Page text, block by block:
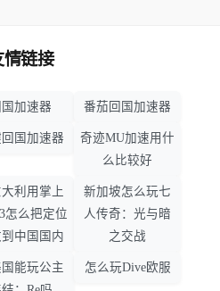
情链接
国加速器 番茄回国加速器
国加速器
奇迹MU加速用什
么比较好
利用掌上
怎么把定位
中国国内
新加坡怎么玩七
人传奇：光与暗
之交战
能玩公主
怎么玩Dive欧服